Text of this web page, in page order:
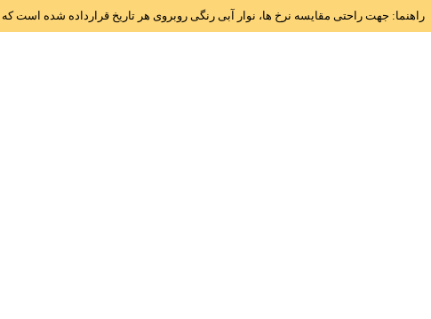
راهنما: جهت راحتی مقایسه نرخ ها، نوار آبی رنگی روبروی هر تاریخ قرارداده شده است